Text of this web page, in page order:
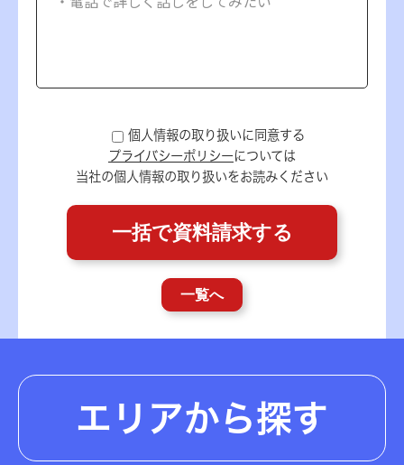
個人情報の取り扱いに同意する
プライバシーポリシーについては
当社の個人情報の取り扱いをお読みください
一覧へ
エリアから探す